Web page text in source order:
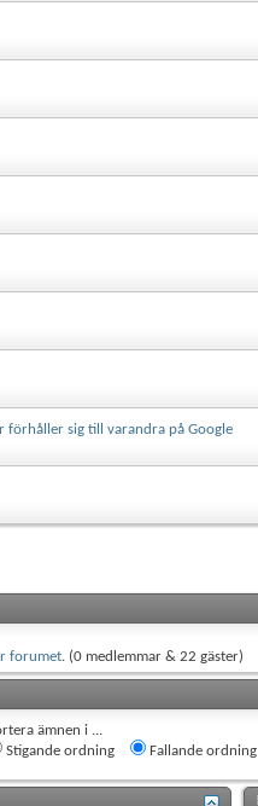
förhåller sig till varandra på Google
forumet. (0 medlemmar & 22 gäster)
ämnen i ...
Stigande ordning
Fallande ordning